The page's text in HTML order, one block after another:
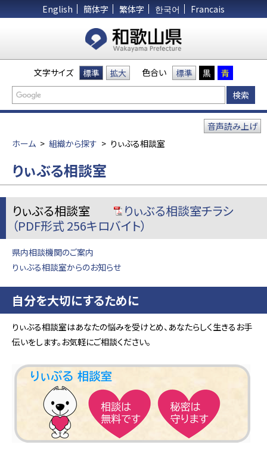
English 簡体字 繁体字 한국어 Francais
文字サイズ 標準 拡大 色合い 標準 黒 青
ホーム > 組織から探す > りぃぶる相談室
音声読み上げ
りぃぶる相談室
りぃぶる相談室
りぃぶる相談室チラシ
（PDF形式 256キロバイト）
県内相談機関のご案内
りぃぶる相談室からのお知らせ
自分を大切にするために
りぃぶる相談室はあなたの悩みを受けとめ、あなたらしく生きるお手
伝いをします。お気軽にご相談ください。